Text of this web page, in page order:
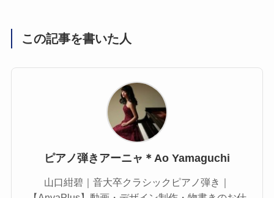
この記事を書いた人
ピアノ弾きアーニャ＊Ao Yamaguchi
山口紺碧｜音大卒クラシックピアノ弾き｜